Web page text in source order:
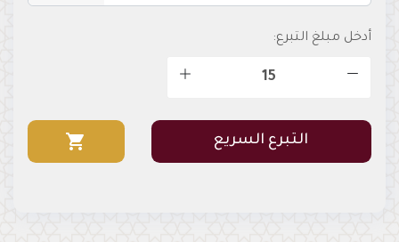
أدخل مبلغ التبرع:
التبرع السريع shopping_cart